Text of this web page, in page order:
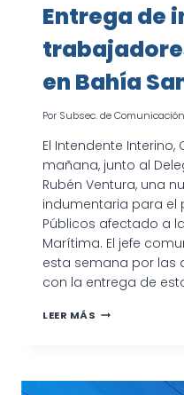
Entrega de
en Bahía
Por Subsec. de
El Intendente Interino,
mañana, junto al
Rubén Ventura, una
indumentaria para el
Públicos afectado a
Marítima. El jefe
esta semana por las
con la entrega de
LEER MÁS ENTREGA
MUNICIPALES